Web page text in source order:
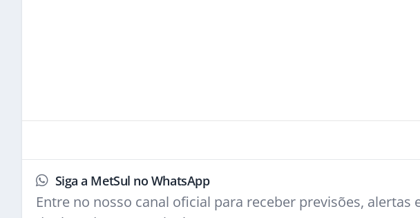
Siga a MetSul no WhatsApp
Entre no nosso canal oficial para receber previsões, alertas